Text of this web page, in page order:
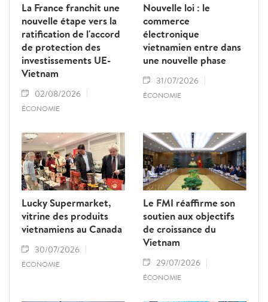
La France franchit une
nouvelle étape vers la
ratification de l'accord
de protection des
investissements UE-
Vietnam
02/08/2026
ÉCONOMIE
Nouvelle loi : le
commerce
électronique
vietnamien entre dans
une nouvelle phase
31/07/2026
ÉCONOMIE
Lucky Supermarket,
vitrine des produits
vietnamiens au Canada
30/07/2026
ÉCONOMIE
Le FMI réaffirme son
soutien aux objectifs
de croissance du
Vietnam
29/07/2026
ÉCONOMIE